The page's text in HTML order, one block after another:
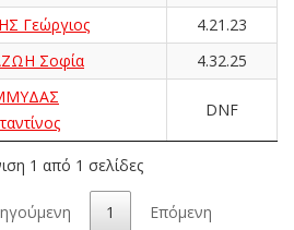
Γεώργιος
4.21.23
Σοφία 4.32.25
DNF
1 από 1 σελίδες
1 Επόμενη